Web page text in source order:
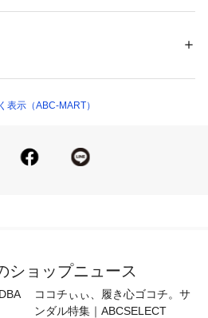
を検査機関にて保証済み（保証値
す。
ゴム・アッパー：合成皮革、アウトソー
モール）
表示（ABC-MART）
ショップニュース
ココチぃぃ、履き心ゴコチ。サ
ンダル特集｜ABCSELECT